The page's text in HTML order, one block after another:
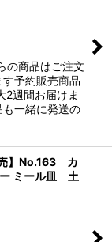
の商品はご注文
予約販売商品
2週間お届けま
一緒に発送の
売】No.163 カ
ー ミール皿 土